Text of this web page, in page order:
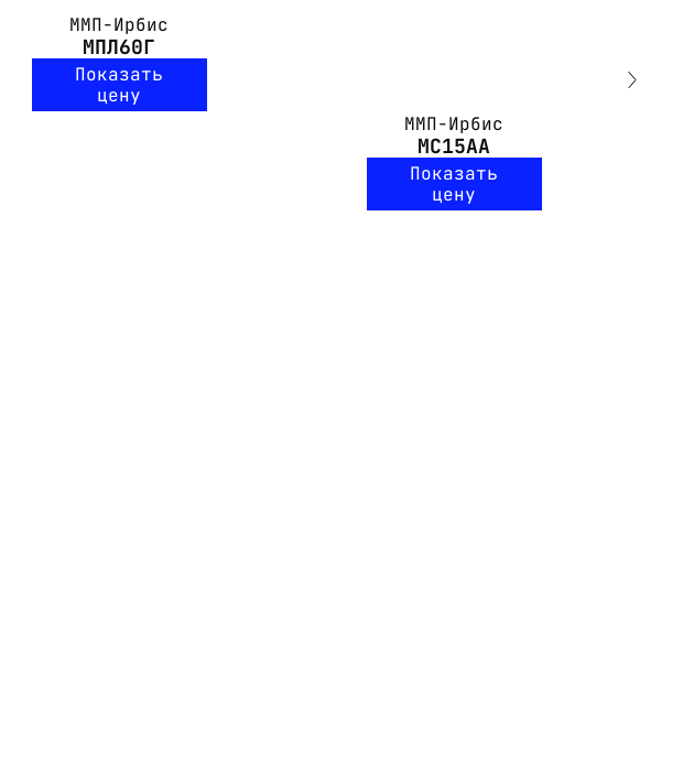
ММП-Ирбис
МПЛ60Г
Показать
цену
ММП-Ирбис
МС15АА
Показать
цену